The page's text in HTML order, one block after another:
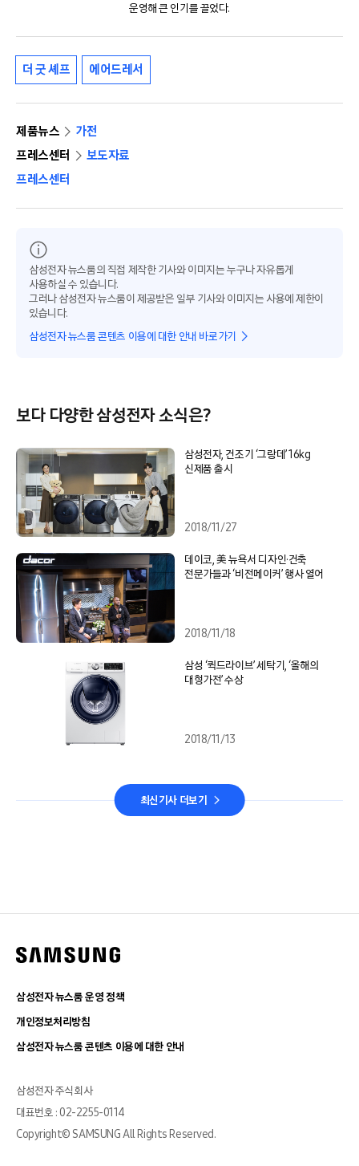
운영해 큰 인기를 끌었다.
더 굿 셰프 에어드레서
제품뉴스
가전
프레스센터
보도자료
프레스센터
삼성전자 뉴스룸의 직접 제작한 기사와 이미지는 누구나 자유롭게
사용하실 수 있습니다.
그러나 삼성전자 뉴스룸이 제공받은 일부 기사와 이미지는 사용에 제한이
있습니다.
삼성전자 뉴스룸 콘텐츠 이용에 대한 안내 바로가기
보다 다양한 삼성전자 소식은?
삼성전자, 건조기 ‘그랑데’ 16kg
신제품 출시
2018/11/27
데이코, 美 뉴욕서 디자인·건축
전문가들과 ‘비전메이커’ 행사 열어
2018/11/18
삼성 ‘퀵드라이브’ 세탁기, ‘올해의
대형가전’ 수상
2018/11/13
최신기사 더보기
삼성전자 뉴스룸 운영 정책
개인정보처리방침
삼성전자 뉴스룸 콘텐츠 이용에 대한 안내
삼성전자 주식회사
대표번호 : 02-2255-0114
Copyright© SAMSUNG All Rights Reserved.